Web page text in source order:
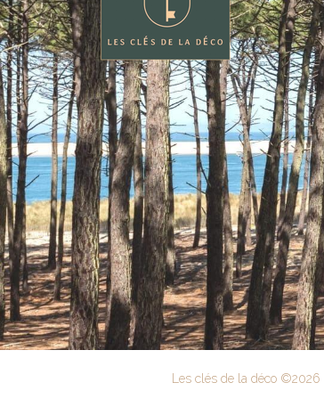
Les clés de la déco ©2026